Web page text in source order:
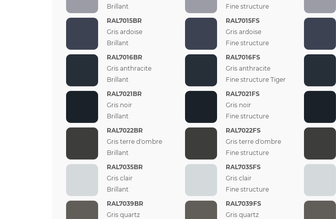
Brillant
Fine structure
RAL7015BR
Gris ardoise
Brillant
RAL7015FS
Gris ardoise
Fine structure
RAL7016BR
Gris anthracite
Brillant
RAL7016FS
Gris anthracite
Fine structure Tiger
RAL7021BR
Gris noir
Brillant
RAL7021FS
Gris noir
Fine structure
RAL7022BR
Gris terre d'ombre
Brillant
RAL7022FS
Gris terre d'ombre
Fine structure
RAL7035BR
Gris clair
Brillant
RAL7035FS
Gris clair
Fine structure
RAL7039BR
Gris quartz
RAL7039FS
Gris quartz